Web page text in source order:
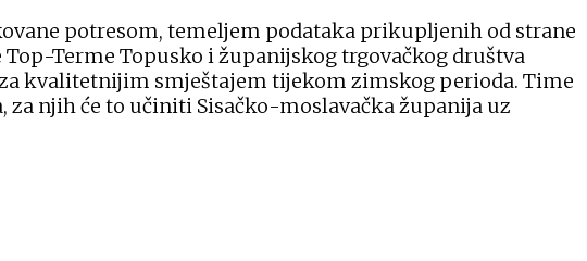
potresom, temeljem podataka prikupljenih od strane
Terme Topusko i županijskog trgovačkog društva
kvalitetnijim smještajem tijekom zimskog perioda. Time
za njih će to učiniti Sisačko-moslavačka županija uz